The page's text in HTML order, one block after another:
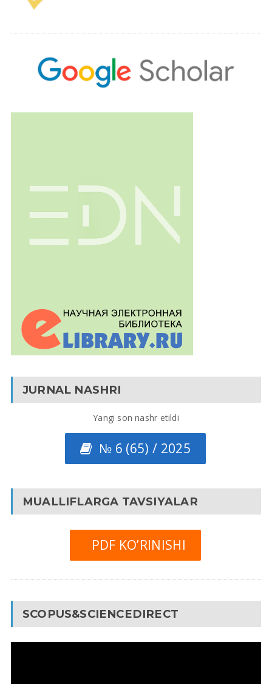
JURNAL NASHRI
Yangi son nashr etildi
№ 6 (65) / 2025
MUALLIFLARGA TAVSIYALAR
PDF KO’RINISHI
SCOPUS&SCIENCEDIRECT